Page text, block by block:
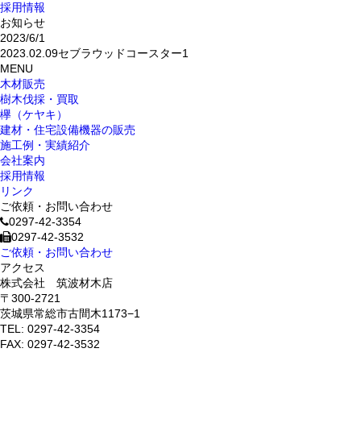
採用情報
お知らせ
2023/6/1
2023.02.09セブラウッドコースター1
MENU
木材販売
樹木伐採・買取
欅（ケヤキ）
建材・住宅設備機器の販売
施工例・実績紹介
会社案内
採用情報
リンク
ご依頼・お問い合わせ
0297-42-3354
0297-42-3532
ご依頼・お問い合わせ
アクセス
株式会社 筑波材木店
〒300-2721
茨城県常総市古間木1173−1
TEL: 0297-42-3354
FAX: 0297-42-3532